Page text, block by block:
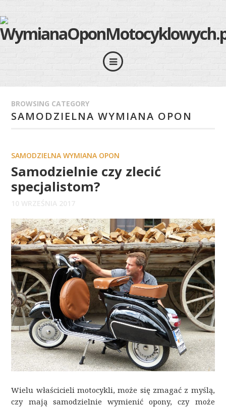
BROWSING CATEGORY
SAMODZIELNA WYMIANA OPON
SAMODZIELNA WYMIANA OPON
Samodzielnie czy zlecić
specjalistom?
10 WRZEŚNIA 2017
Wielu właścicieli motocykli, może się zmagać z myślą,
czy mają samodzielnie wymienić opony, czy może